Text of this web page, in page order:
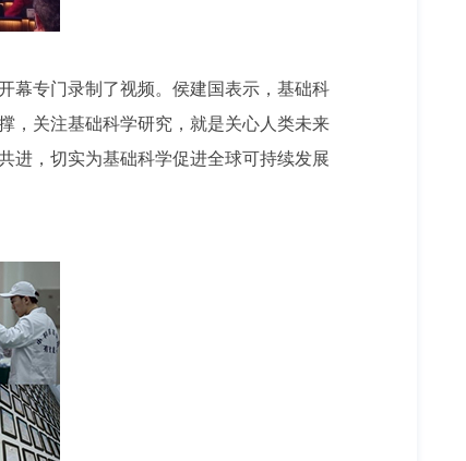
专门录制了视频。侯建国表示，基础科
，关注基础科学研究，就是关心人类未来
进，切实为基础科学促进全球可持续发展